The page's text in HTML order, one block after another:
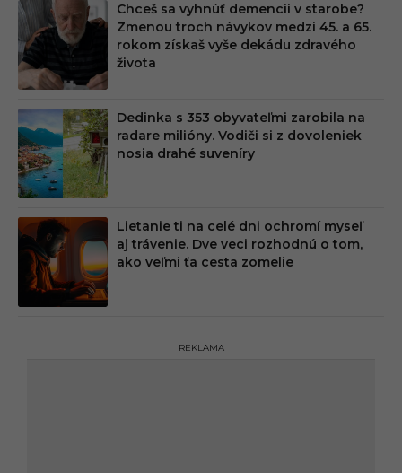
Chceš sa vyhnúť demencii v starobe?
Zmenou troch návykov medzi 45. a 65.
rokom získaš vyše dekádu zdravého
života
Dedinka s 353 obyvateľmi zarobila na
radare milióny. Vodiči si z dovoleniek
nosia drahé suveníry
Lietanie ti na celé dni ochromí myseľ
aj trávenie. Dve veci rozhodnú o tom,
ako veľmi ťa cesta zomelie
REKLAMA